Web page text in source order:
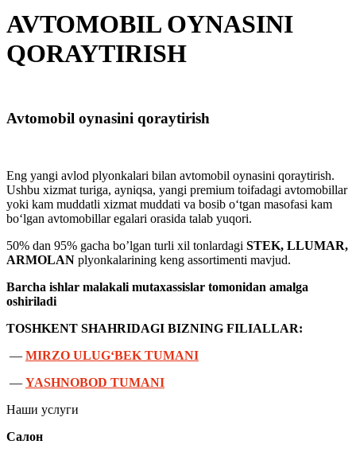
AVTOMOBIL OYNASINI
QORAYTIRISH
Avtomobil oynasini qoraytirish
Eng yangi avlod plyonkalari bilan avtomobil oynasini qoraytirish.
Ushbu xizmat turiga, ayniqsa, yangi premium toifadagi avtomobillar
yoki kam muddatli xizmat muddati va bosib o‘tgan masofasi kam
bo‘lgan avtomobillar egalari orasida talab yuqori.
50% dan 95% gacha bo’lgan turli xil tonlardagi STEK, LLUMAR,
ARMOLAN plyonkalarining keng assortimenti mavjud.
Barcha ishlar malakali mutaxassislar tomonidan amalga
oshiriladi
TOSHKENT SHAHRIDAGI BIZNING FILIALLAR:
— MIRZO ULUG‘BEK TUMANI
— YASHNOBOD TUMANI
Наши услуги
Салон